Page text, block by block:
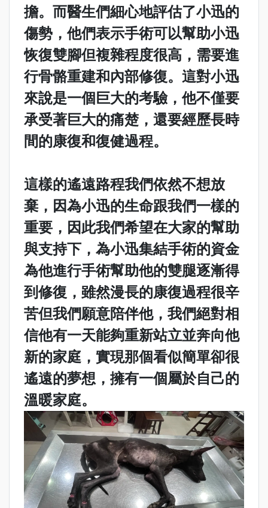
擔。而醫生們細心地評估了小迅的
傷勢，他們表示手術可以幫助小迅
恢復雙腳但複雜程度很高，需要進
行骨骼重建和內部修復。這對小迅
來說是一個巨大的考驗，他不僅要
承受著巨大的痛楚，還要經歷長時
間的康復和復健過程。
這樣的遙遠路程我們依然不想放
棄，因為小迅的生命跟我們一樣的
重要，因此我們希望在大家的幫助
與支持下，為小迅集結手術的資金
為他進行手術幫助他的雙腿逐漸得
到修復，雖然漫長的康復過程很辛
苦但我們願意陪伴他，我們絕對相
信他有一天能夠重新站立並奔向他
新的家庭，實現那個看似簡單卻很
遙遠的夢想，擁有一個屬於自己的
溫暖家庭。